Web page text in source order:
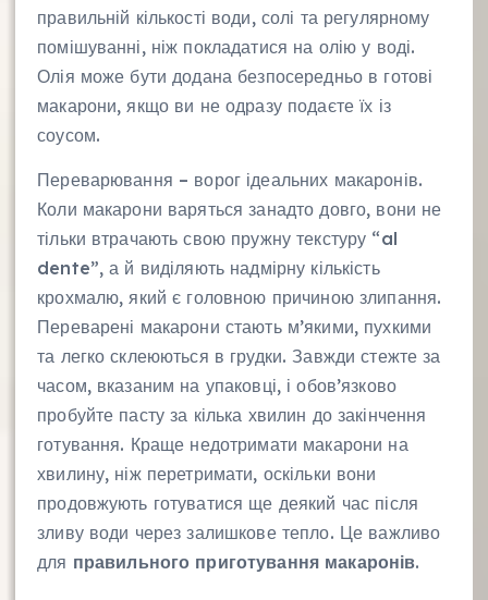
правильній кількості води, солі та регулярному
помішуванні, ніж покладатися на олію у воді.
Олія може бути додана безпосередньо в готові
макарони, якщо ви не одразу подаєте їх із
соусом.
Переварювання – ворог ідеальних макаронів.
Коли макарони варяться занадто довго, вони не
тільки втрачають свою пружну текстуру “al
dente”, а й виділяють надмірну кількість
крохмалю, який є головною причиною злипання.
Переварені макарони стають м’якими, пухкими
та легко склеюються в грудки. Завжди стежте за
часом, вказаним на упаковці, і обов’язково
пробуйте пасту за кілька хвилин до закінчення
готування. Краще недотримати макарони на
хвилину, ніж перетримати, оскільки вони
продовжують готуватися ще деякий час після
зливу води через залишкове тепло. Це важливо
для правильного приготування макаронів.